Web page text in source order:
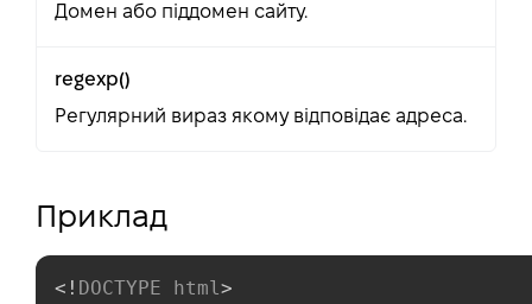
Домен або піддомен сайту.
regexp()
Регулярний вираз якому відповідає адреса.
Приклад
<! DOCTYPE html>